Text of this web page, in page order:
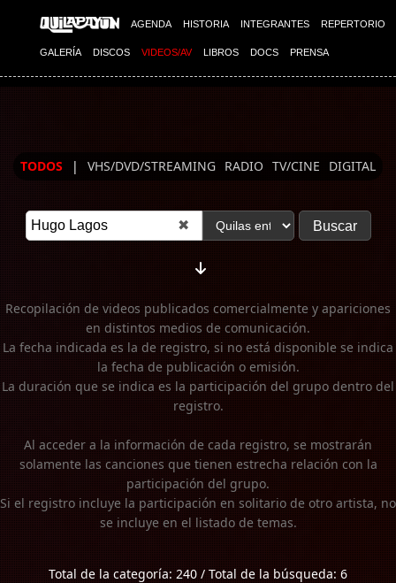
AGENDA HISTORIA INTEGRANTES REPERTORIO
GALERÍA DISCOS VIDEOS/AV LIBROS DOCS PRENSA
Imagen 01
TODOS | VHS/DVD/STREAMING RADIO TV/CINE DIGITAL
✖
Recopilación de videos publicados comercialmente y apariciones
en distintos medios de comunicación.
La fecha indicada es la de registro, si no está disponible se indica
la fecha de publicación o emisión.
La duración que se indica es la participación del grupo dentro del
registro.
Al acceder a la información de cada registro, se mostrarán
solamente las canciones que tienen estrecha relación con la
participación del grupo.
Si el registro incluye la participación en solitario de otro artista, no
se incluye en el listado de temas.
Total de la categoría: 240 / Total de la búsqueda: 6